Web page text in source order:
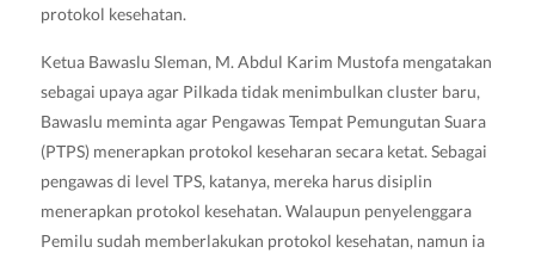
protokol kesehatan.
Ketua Bawaslu Sleman, M. Abdul Karim Mustofa mengatakan
sebagai upaya agar Pilkada tidak menimbulkan cluster baru,
Bawaslu meminta agar Pengawas Tempat Pemungutan Suara
(PTPS) menerapkan protokol keseharan secara ketat. Sebagai
pengawas di level TPS, katanya, mereka harus disiplin
menerapkan protokol kesehatan. Walaupun penyelenggara
Pemilu sudah memberlakukan protokol kesehatan, namun ia